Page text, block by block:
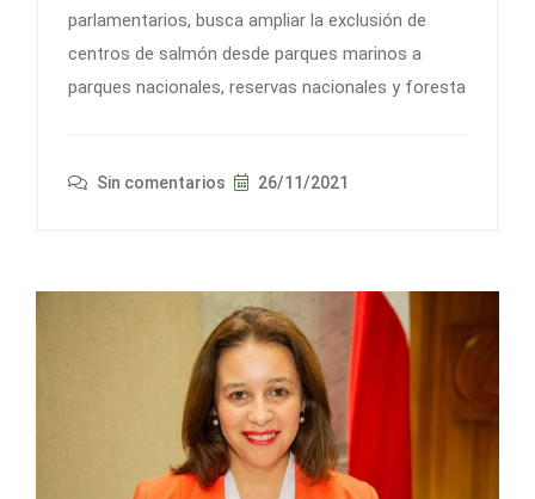
parlamentarios, busca ampliar la exclusión de
centros de salmón desde parques marinos a
parques nacionales, reservas nacionales y foresta
Sin comentarios 26/11/2021